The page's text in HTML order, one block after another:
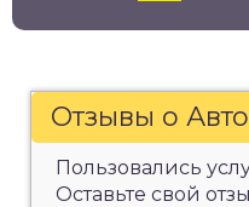
Отзывы о
Пользовались
Оставьте свой